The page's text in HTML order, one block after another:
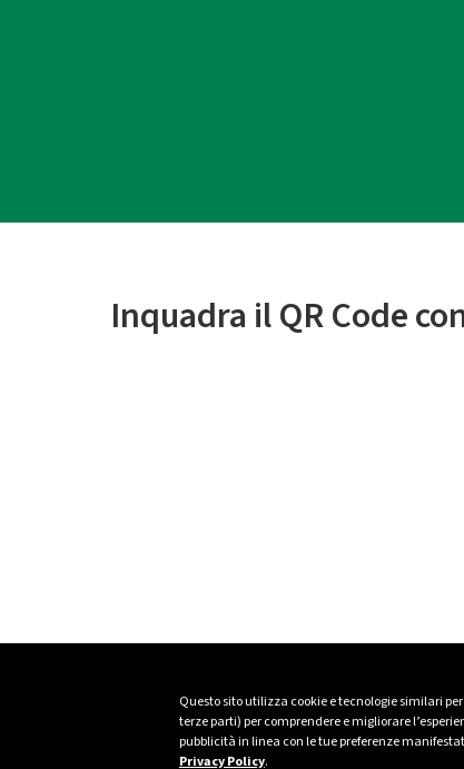
Questo sito utilizza cookie e tecnologie similari
terze parti) per comprendere e migliorare
pubblicità in linea con le tue preferenze
Privacy Policy.
Inquadra il QR Code